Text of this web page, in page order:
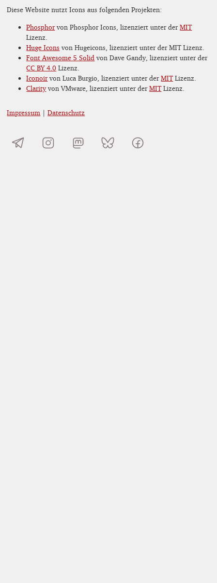
Diese Website nutzt Icons aus folgenden Projekten:
Phosphorvon Phosphor Icons, lizenziert unter derMIT
Lizenz.
Huge Icons von Hugeicons, lizenziert unter der MIT Lizenz.
Font Awesome 5 Solid von Dave Gandy, lizenziert unter der
CC BY 4.0 Lizenz.
Iconoirvon Luca Burgio, lizenziert unter derMITLizenz.
Clarityvon VMware, lizenziert unter derMITLizenz.
Impressum |Datenschutz